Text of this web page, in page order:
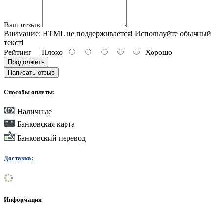
Ваш отзыв
Внимание: HTML не поддерживается! Используйте обычный
текст!
Рейтинг Плохо Хорошо
Продолжить
Написать отзыв
Способы оплаты:
Наличные
Банковская карта
Банковский перевод
Доставка:
Информация